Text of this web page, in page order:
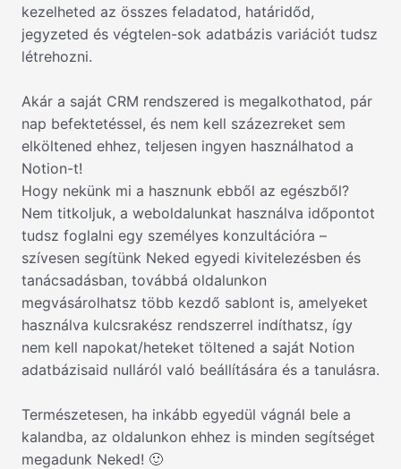
kezelheted az összes feladatod, határidőd,
jegyzeted és végtelen-sok adatbázis variációt tudsz
létrehozni.
Akár a saját CRM rendszered is megalkothatod, pár
nap befektetéssel, és nem kell százezreket sem
elköltened ehhez, teljesen ingyen használhatod a
Notion-t!
Hogy nekünk mi a hasznunk ebből az egészből?
Nem titkoljuk, a weboldalunkat használva időpontot
tudsz foglalni egy személyes konzultációra –
szívesen segítünk Neked egyedi kivitelezésben és
tanácsadásban, továbbá oldalunkon
megvásárolhatsz több kezdő sablont is, amelyeket
használva kulcsrakész rendszerrel indíthatsz, így
nem kell napokat/heteket töltened a saját Notion
adatbázisaid nulláról való beállítására és a tanulásra.
Természetesen, ha inkább egyedül vágnál bele a
kalandba, az oldalunkon ehhez is minden segítséget
megadunk Neked! 🙂